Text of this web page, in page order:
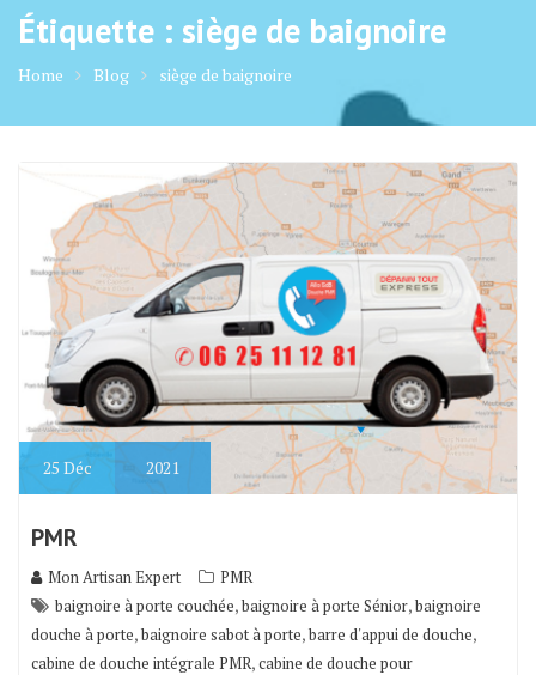
Étiquette : siège de baignoire
Home Blog siège de baignoire
25 Déc 2021
PMR
Mon Artisan Expert
PMR
baignoire à porte couchée,baignoire à porte Sénior,baignoire
douche à porte,baignoire sabot à porte,barre d'appui de douche,
cabine de douche intégrale PMR,cabine de douche pour